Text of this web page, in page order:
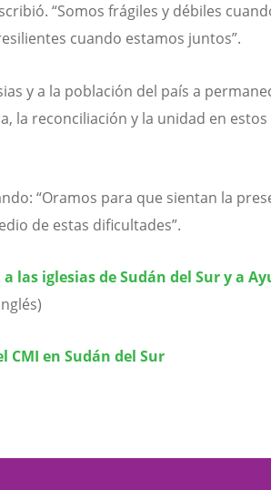
“Somos frágiles y débiles
cuando estamos juntos”.
y a la población del país a
la reconciliación y la unidad en
“Oramos para que sientan la
de estas dificultades”.
las iglesias de Sudán del Sur y a
CMI en Sudán del Sur